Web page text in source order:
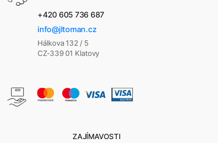
+420 605 736 687
info@jltoman.cz
Hálkova 132 / 5
CZ-339 01 Klatovy
ZAJÍMAVOSTI